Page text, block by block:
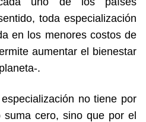
toda especialización
en los menores costos de
aumentar el bienestar
.
no tiene por
cero, sino que por el